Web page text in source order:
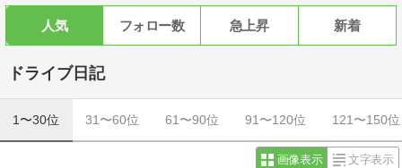
人気 フォロー数 急上昇 新着
ドライブ日記
1〜30位 31〜60位 61〜90位 91〜120位 121〜150位
画像表示 文字表示